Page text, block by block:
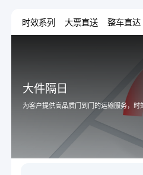
时效系列 大票直送 整车直达
大件隔日
为客户提供高品质门到门的运输服务，